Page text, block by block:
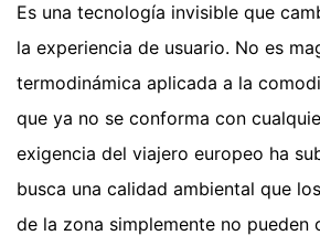
Es una tecnología invisible que
la experiencia de usuario. No es
termodinámica aplicada a la
que ya no se conforma con
exigencia del viajero europeo ha
busca una calidad ambiental que
de la zona simplemente no pueden